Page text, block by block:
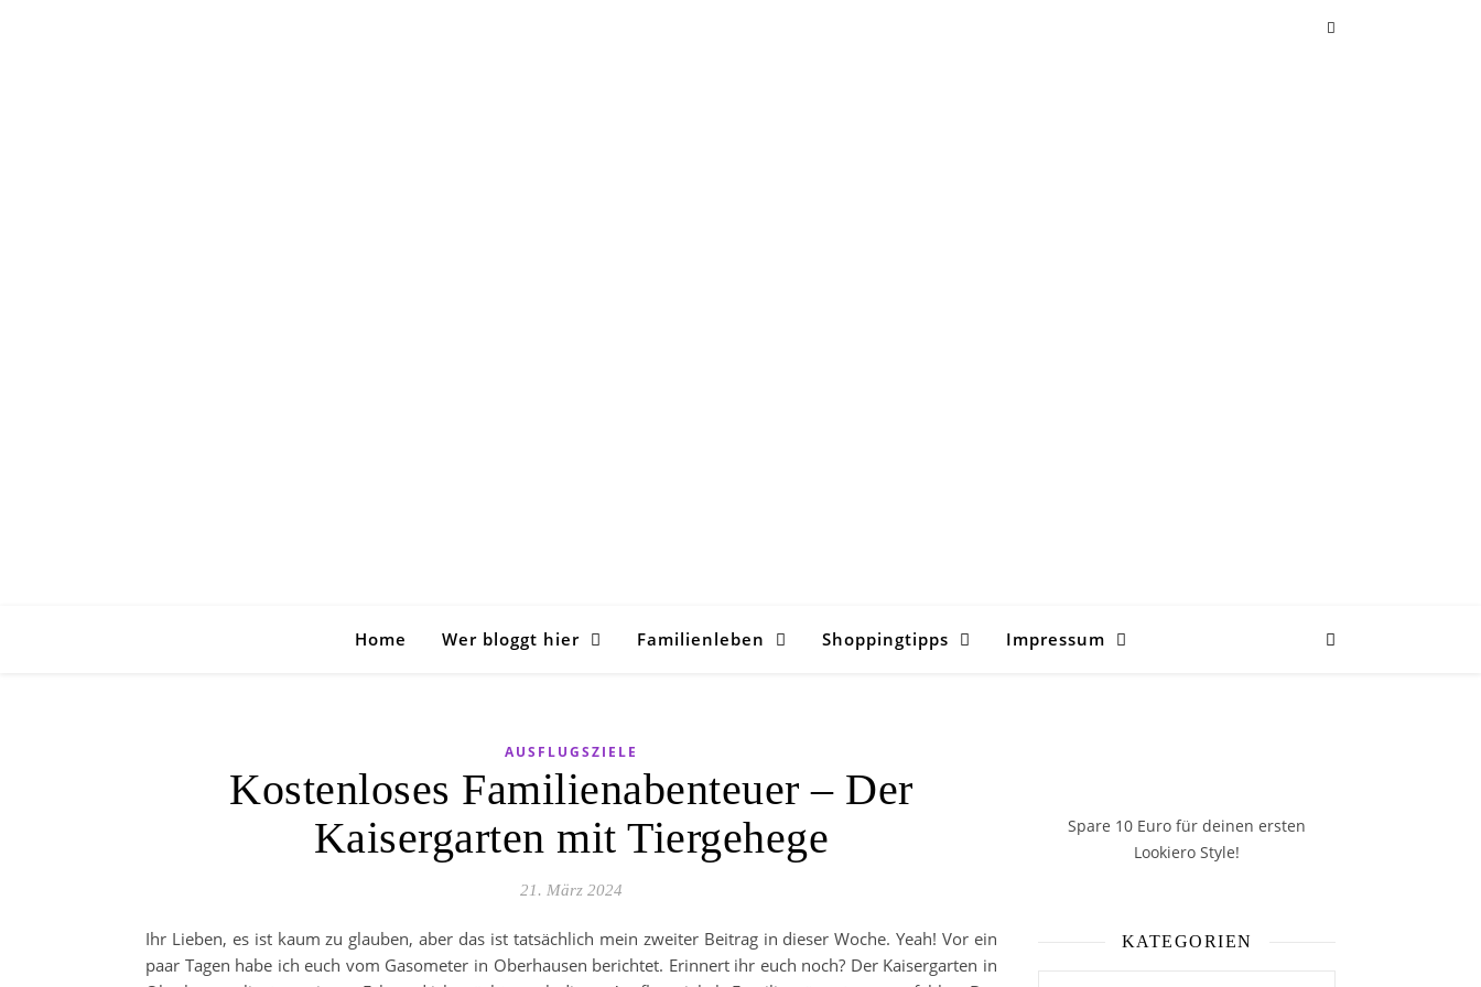
Home Wer bloggt hier Familienleben Shoppingtipps Impressum
AUSFLUGSZIELE
Kostenloses Familienabenteuer – Der
Kaisergarten mit Tiergehege
21. März 2024
Ihr Lieben, es ist kaum zu glauben, aber das ist tatsächlich mein zweiter Beitrag in dieser Woche. Yeah! Vor ein
paar Tagen habe ich euch vom Gasometer in Oberhausen berichtet. Erinnert ihr euch noch? Der Kaisergarten in
Spare 10 Euro für deinen ersten
Lookiero Style!
KATEGORIEN